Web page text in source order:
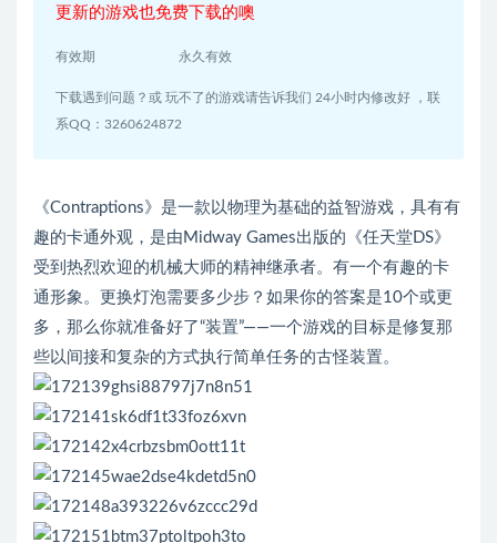
更新的游戏也免费下载的噢
有效期 永久有效
下载遇到问题？或 玩不了的游戏请告诉我们 24小时内修改好 ，联
系QQ：3260624872
《Contraptions》是一款以物理为基础的益智游戏，具有有
趣的卡通外观，是由Midway Games出版的《任天堂DS》
受到热烈欢迎的机械大师的精神继承者。有一个有趣的卡
通形象。更换灯泡需要多少步？如果你的答案是10个或更
多，那么你就准备好了“装置”——一个游戏的目标是修复那
些以间接和复杂的方式执行简单任务的古怪装置。